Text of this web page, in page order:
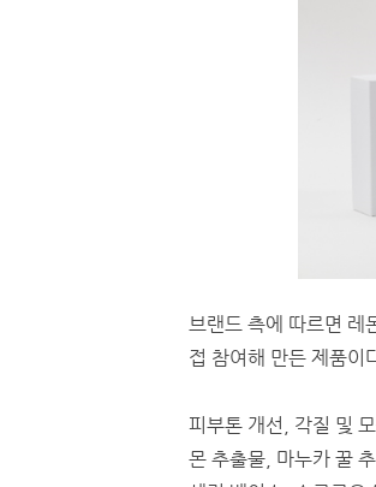
브랜드 측에 따르면 레
접 참여해 만든 제품이
피부톤 개선, 각질 및
몬 추출물, 마누카 꿀